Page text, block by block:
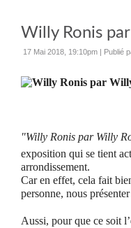
Willy Ronis
17 Mai 2018, 19:10pm | Publié
"Willy Ronis par Willy
exposition qui se tient
arrondissement.
Car en effet, cela fait
personne, nous
Aussi, pour que ce soit